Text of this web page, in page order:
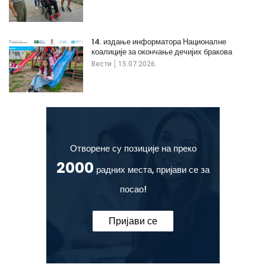
Вести 15.07.2026.
14. издање информатора Националне
коалиције за окончање дечијих бракова
Отворене су позиције на преко
2000 радних места, пријави се за
посао!
Пријави се